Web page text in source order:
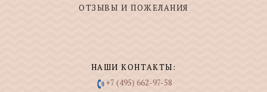
ОТЗЫВЫ И ПОЖЕЛАНИЯ
НАШИ КОНТАКТЫ:
+7 (495) 662-97-58